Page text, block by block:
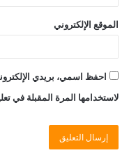
الموقع الإلكتروني
احفظ اسمي، بريدي
لاستخدامها المرة المقبلة في